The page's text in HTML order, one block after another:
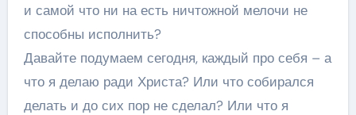
и самой что ни на есть ничтожной мелочи не
способны исполнить?
Давайте подумаем сегодня, каждый про себя – а
что я делаю ради Христа? Или что собирался
делать и до сих пор не сделал? Или что я